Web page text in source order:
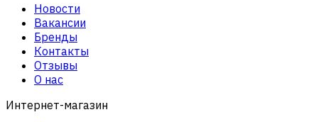
Новости
Вакансии
Бренды
Контакты
Отзывы
О нас
Интернет-магазин